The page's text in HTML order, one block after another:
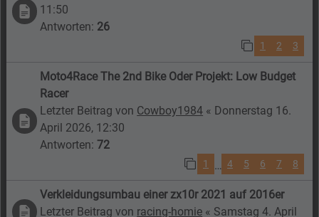
11:50
Antworten: 26
1 2 3
Moto4Race The 2nd Bike Oder Projekt: Low Budget
Racer
Letzter Beitrag von Cowboy1984 « Donnerstag 16.
April 2026, 12:30
Antworten:72
1 … 4 5 6 7 8
Verkleidungsumbau einer zx10r 2021 auf 2016er
Letzter Beitrag von racing-homie « Samstag 4. April